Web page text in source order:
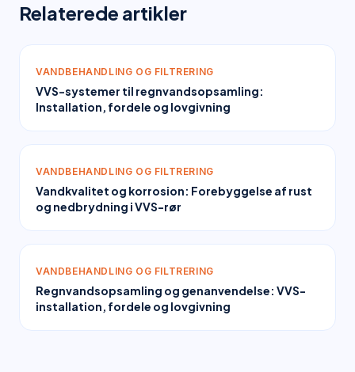
Relaterede artikler
VANDBEHANDLING OG FILTRERING
VVS-systemer til regnvandsopsamling:
Installation, fordele og lovgivning
VANDBEHANDLING OG FILTRERING
Vandkvalitet og korrosion: Forebyggelse af rust
og nedbrydning i VVS-rør
VANDBEHANDLING OG FILTRERING
Regnvandsopsamling og genanvendelse: VVS-
installation, fordele og lovgivning